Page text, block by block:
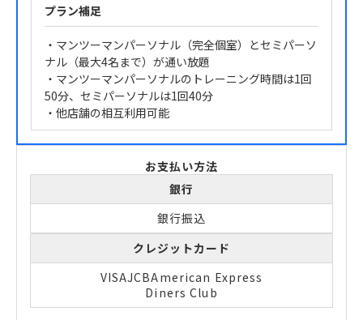
プラン補足
・マンツーマンパーソナル（完全個室）とセミパーソ
ナル（最大4名まで）が通い放題
・マンツーマンパーソナルのトレーニング時間は1回
50分、セミパーソナルは1回40分
・他店舗の相互利用可能
お支払い方法
銀行
銀行振込
クレジットカード
VISAJCBAmerican Express
Diners Club